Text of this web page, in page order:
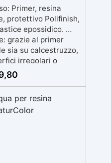
Primer, resina
protettivo Polifinish,
epossidico. ✅
grazie al primer
sia su calcestruzzo,
irregolari o
da applicare: Video
3 semplici passaggi,
✅ Risultati
autolivellante,